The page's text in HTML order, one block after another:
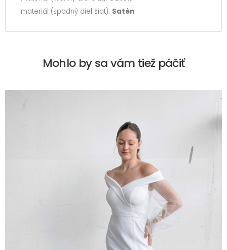
materiál (spodný diel šiat): Satén
Mohlo by sa vám tiež páčiť